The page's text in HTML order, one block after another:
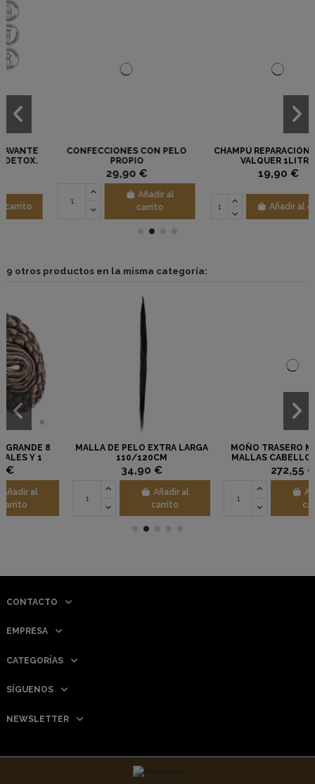
CONFECCIONES CON PELO
Añadir al
carrito
CHAMPÚ REPARACIÓN TOTAL
VALQUER 1LITRO
Añadir al carrito
9 otros productos en la misma categoría:
MALLA DE PELO EXTRA LARGA
Añadir al
carrito
MOÑO TRASERO MEDIANO 8
MALLAS CABELLO NATURAL
Añadir al
carrito
CONTACTO
EMPRESA
CATEGORÍAS
SÍGUENOS
NEWSLETTER